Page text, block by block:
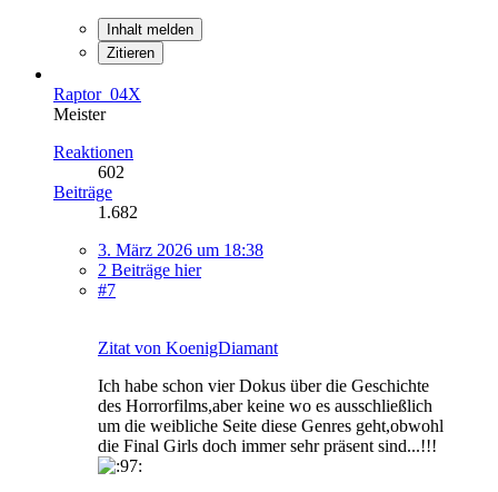
Inhalt melden
Zitieren
Raptor_04X
Meister
Reaktionen
602
Beiträge
1.682
3. März 2026 um 18:38
2 Beiträge hier
#7
Zitat von KoenigDiamant
Ich habe schon vier Dokus über die Geschichte
des Horrorfilms,aber keine wo es ausschließlich
um die weibliche Seite diese Genres geht,obwohl
die Final Girls doch immer sehr präsent sind...!!!